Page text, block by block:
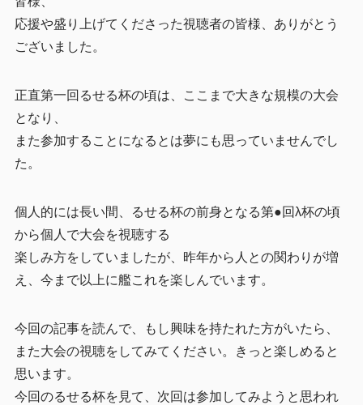
応援や盛り上げてくださった視聴者の皆様、ありがとう
ございました。
正直第一回るせる杯の頃は、ここまで大きな規模の大会
となり、
また参加することになるとは夢にも思っていませんでし
た。
個人的には長い間、るせる杯の前身となる第●回λ杯の頃
から個人で大会を視聴する
楽しみ方をしていましたが、昨年から人との関わりが増
え、今まで以上に艦これを楽しんでいます。
今回の記事を読んで、もし興味を持たれた方がいたら、
また大会の視聴をしてみてください。きっと楽しめると
思います。
今回のるせる杯を見て、次回は参加してみようと思われ